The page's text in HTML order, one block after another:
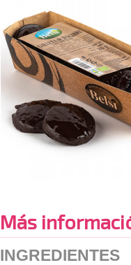
Más
INGREDIENTES